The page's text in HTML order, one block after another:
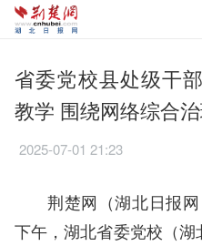
省委党校县处级干
教学 围绕网络综合
2025-07-01 21:23
荆楚网（湖北日报
下午，湖北省委党校（